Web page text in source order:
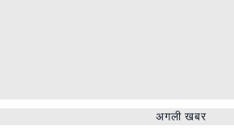
अगली खबर